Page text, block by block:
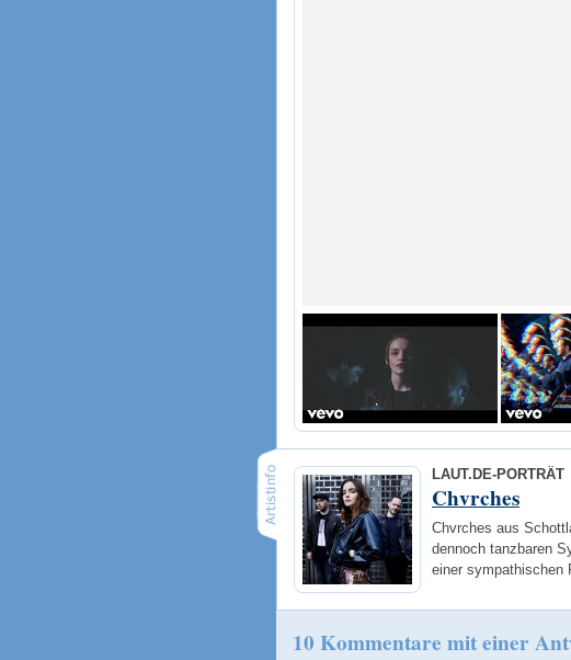
LAUT.DE-PORTRÄT
Chvrches
Chvrches aus
dennoch tanzbaren
einer sympathischen
10 Kommentare mit einer